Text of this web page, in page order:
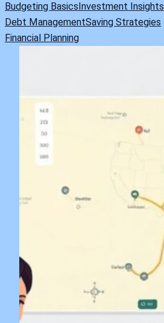
Budgeting BasicsInvestment Insights
Debt ManagementSaving Strategies
Financial Planning